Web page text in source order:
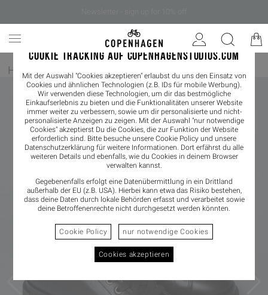
COOKIE TRACKING AUF COPENHAGENSTUDIOS.COM
Mit der Auswahl "Cookies akzeptieren" erlaubst du uns den Einsatz von
Cookies und ähnlichen Technologien (z.B. IDs für mobile Werbung).
Wir verwenden diese Technologien, um dir das bestmögliche
Einkaufserlebnis zu bieten und die Funktionalitäten unserer Website
immer weiter zu verbessern, sowie um dir personalisierte und nicht-
personalisierte Anzeigen zu zeigen. Mit der Auswahl "nur notwendige
Cookies" akzeptierst Du die Cookies, die zur Funktion der Website
erforderlich sind. Bitte besuche unsere Cookie Policy und unsere
Datenschutzerklärung für weitere Informationen. Dort erfährst du alle
weiteren Details und ebenfalls, wie du Cookies in deinem Browser
verwalten kannst.
Gegebenenfalls erfolgt eine Datenübermittlung in ein Drittland
außerhalb der EU (z.B. USA). Hierbei kann etwa das Risiko bestehen,
dass deine Daten durch lokale Behörden erfasst und verarbeitet sowie
deine Betroffenenrechte nicht durchgesetzt werden könnten.
Cookie Policy nur notwendige Cookies
Cookies akzeptieren
Home / Damen/ Boots